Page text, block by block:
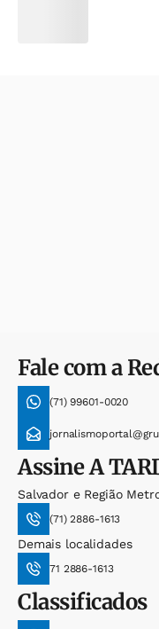
Fale com a
(71) 99601-0020
AssineA
Salvador e Região
(71) 2886-1613
Demais localidades
71 2886-1613
Classificados